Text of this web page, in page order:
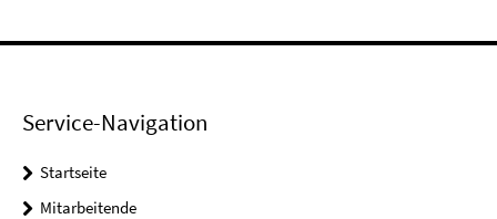
Service-Navigation
Startseite
Mitarbeitende